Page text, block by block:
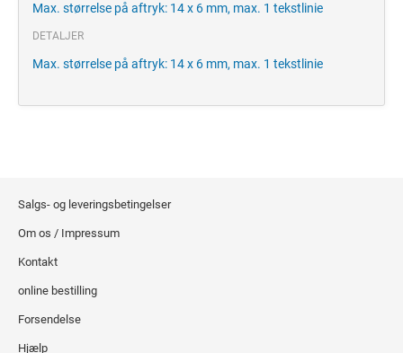
Max. størrelse på aftryk: 14 x 6 mm, max. 1 tekstlinie
DETALJER
Max. størrelse på aftryk: 14 x 6 mm, max. 1 tekstlinie
Salgs- og leveringsbetingelser
Om os / Impressum
Kontakt
online bestilling
Forsendelse
Hjælp